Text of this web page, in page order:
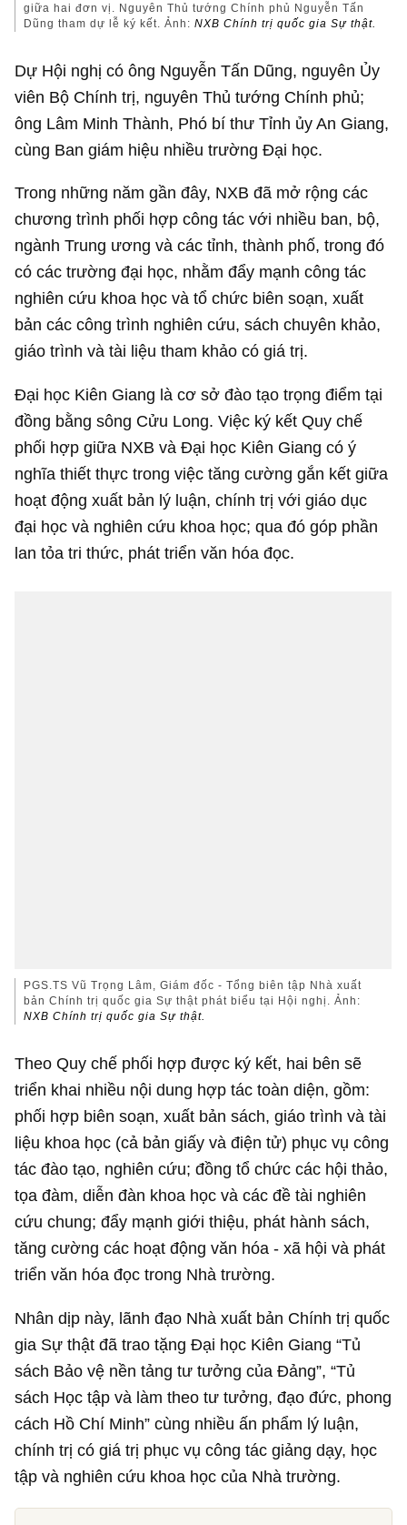
giữa hai đơn vị. Nguyên Thủ tướng Chính phủ Nguyễn Tấn
Dũng tham dự lễ ký kết. Ảnh:NXB Chính trị quốc gia Sự thật.
Dự Hội nghị có ông Nguyễn Tấn Dũng, nguyên Ủy
viên Bộ Chính trị, nguyên Thủ tướng Chính phủ;
ông Lâm Minh Thành, Phó bí thư Tỉnh ủy An Giang,
cùng Ban giám hiệu nhiều trường Đại học.
Trong những năm gần đây, NXB đã mở rộng các
chương trình phối hợp công tác với nhiều ban, bộ,
ngành Trung ương và các tỉnh, thành phố, trong đó
có các trường đại học, nhằm đẩy mạnh công tác
nghiên cứu khoa học và tổ chức biên soạn, xuất
bản các công trình nghiên cứu, sách chuyên khảo,
giáo trình và tài liệu tham khảo có giá trị.
Đại học Kiên Giang là cơ sở đào tạo trọng điểm tại
đồng bằng sông Cửu Long. Việc ký kết Quy chế
phối hợp giữa NXB và Đại học Kiên Giang có ý
nghĩa thiết thực trong việc tăng cường gắn kết giữa
hoạt động xuất bản lý luận, chính trị với giáo dục
đại học và nghiên cứu khoa học; qua đó góp phần
lan tỏa tri thức, phát triển văn hóa đọc.
phối hợp biên soạn, xuất bản sách, giáo trình và tài
liệu khoa học (cả bản giấy và điện tử) phục vụ công
tọa đàm, diễn đàn khoa học và các đề tài nghiên
cứu chung; đẩy mạnh giới thiệu, phát hành sách,
tăng cường các hoạt động văn hóa - xã hội và phát
triển văn hóa đọc trong Nhà trường.
Nhân dịp này, lãnh đạo Nhà xuất bản Chính trị quốc
gia Sự thật đã trao tặng Đại học Kiên Giang “Tủ
sách Bảo vệ nền tảng tư tưởng của Đảng”, “Tủ
sách Học tập và làm theo tư tưởng, đạo đức, phong
cách Hồ Chí Minh” cùng nhiều ấn phẩm lý luận,
chính trị có giá trị phục vụ công tác giảng dạy, học
tập và nghiên cứu khoa học của Nhà trường.
Đọc được sách hay, hãy gửi review cho Tri Thức -
Znews
Bạn đọc được một cuốn sách hay, bạn muốn chia sẻ
những cảm nhận, những lý do mà người khác nên đọc
cuốn sách đó, hãy viết review và gửi về cho chúng tôi.
Tri Thức - Znews mở chuyên mục “Cuốn sách tôi đọc”,